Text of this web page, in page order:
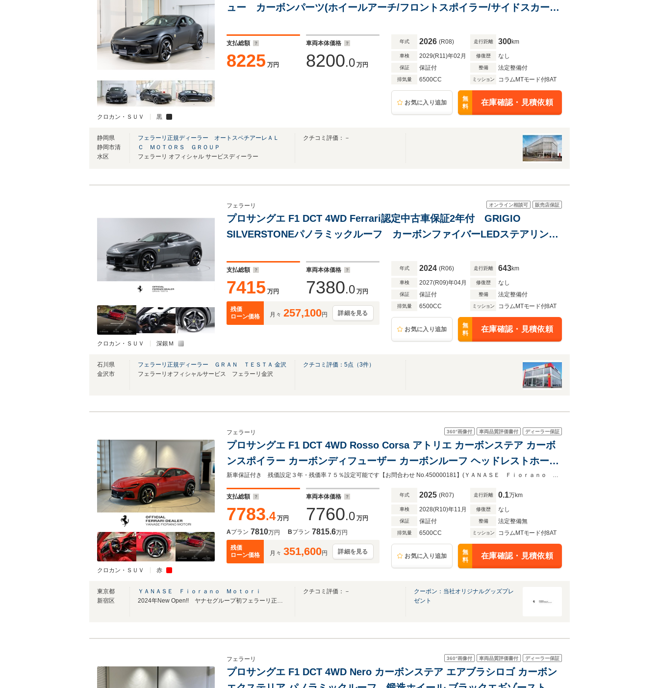
クロカン・ＳＵＶ 黒
ュー カーボンパーツ(ホイールアーチ/フロントスポイラー/サイドスカー
支払総額
8225 万円
車両本体価格
8200.0 万円
年式 2026 (R08) 走行距離 300km
車検 2029(R11)年02月 修復歴 なし
保証 保証付 整備 法定整備付
排気量 6500CC ミッション コラムMTモード付8AT
お気に入り追加
無
料
在庫確認・見積依頼
静岡県
静岡市清
水区
フェラーリ正規ディーラー オートスペチアーレＡＬ
Ｃ ＭＯＴＯＲＳ ＧＲＯＵＰ
フェラーリ オフィシャル サービスディーラー
クチコミ評価：－
クロカン・ＳＵＶ 深銀Ｍ
オンライン相談可 販売店保証
フェラーリ
プロサングエ F1 DCT 4WD Ferrari認定中古車保証2年付 GRIGIO
SILVERSTONEパノラミックルーフ カーボンファイバーLEDステアリン
アーチ
支払総額
7415 万円
車両本体価格
7380.0 万円
残価
ローン価格
月々 257,100円 詳細を見る
年式 2024 (R06) 走行距離 643km
車検 2027(R09)年04月 修復歴 なし
保証 保証付 整備 法定整備付
排気量 6500CC ミッション コラムMTモード付8AT
お気に入り追加
無
料
在庫確認・見積依頼
石川県
金沢市
フェラーリ正規ディーラー ＧＲＡＮ ＴＥＳＴＡ 金沢
フェラーリオフィシャルサービス フェラーリ金沢
クチコミ評価： 5点（3件）
クロカン・ＳＵＶ 赤
360°画像付 車両品質評価書付 ディーラー保証
フェラーリ
プロサングエ F1 DCT 4WD Rosso Corsa アトリエ カーボンステア カーボ
ンスポイラー カーボンディフューザー カーボンルーフ ヘッドレストホース
ステッチ プレミアムオーディオ サスペンションリフター
新車保証付き 残価設定３年・残価率７５％設定可能です【お問合わせ No.450000181】(ＹＡＮＡＳＥ Ｆｉｏｒａｎｏ Ｍｏｔｏｒｉ)
支払総額
7783.4 万円
車両本体価格
7760.0 万円
Aプラン 7810万円 Bプラン 7815.6万円
残価
ローン価格
月々 351,600円 詳細を見る
年式 2025 (R07) 走行距離 0.1万km
車検 2028(R10)年11月 修復歴 なし
保証 保証付 整備 法定整備無
排気量 6500CC ミッション コラムMTモード付8AT
お気に入り追加
無
料
在庫確認・見積依頼
東京都
新宿区
ＹＡＮＡＳＥ Ｆｉｏｒａｎｏ Ｍｏｔｏｒｉ
2024年New Open!! ヤナセグループ初フェラーリ正規販売店
クチコミ評価：－
クーポン：当社オリジナルグッズプレ
ゼント
360°画像付 車両品質評価書付 ディーラー保証
フェラーリ
プロサングエ F1 DCT 4WD Nero カーボンステア エアブラシロゴ カーボン